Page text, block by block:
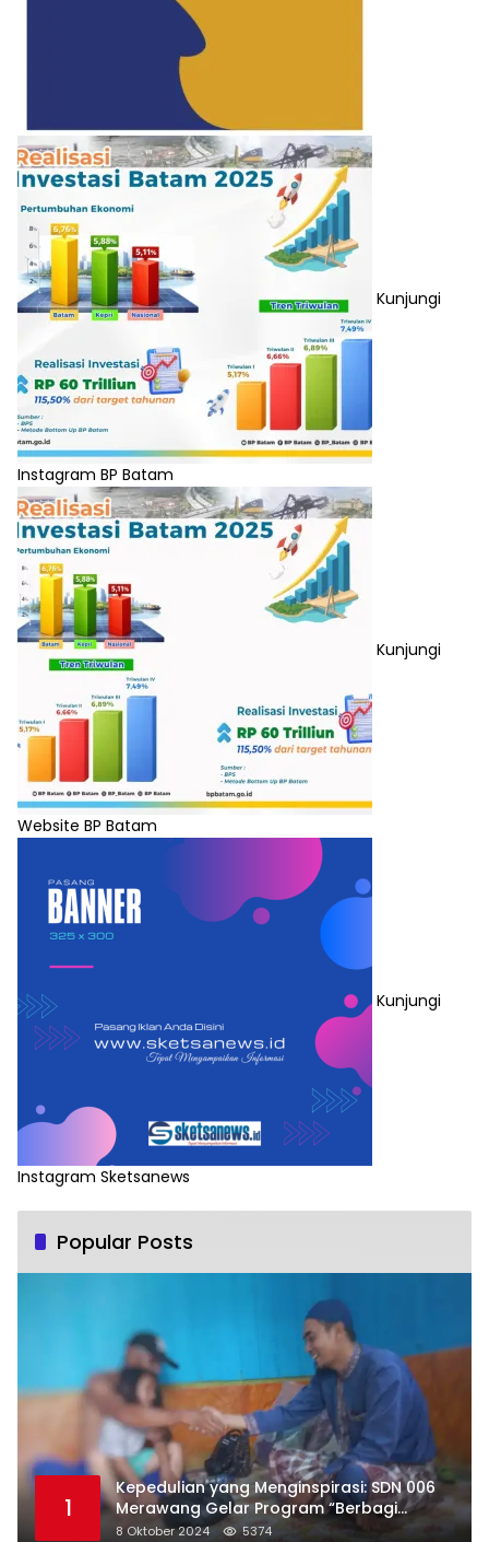
Kunjungi
Instagram BP Batam
Kunjungi
Website BP Batam
Kunjungi
Instagram Sketsanews
Popular Posts
1
Kepedulian yang Menginspirasi: SDN 006
Merawang Gelar Program “Berbagi
Segenggam Beras”
8 Oktober 2024 5374